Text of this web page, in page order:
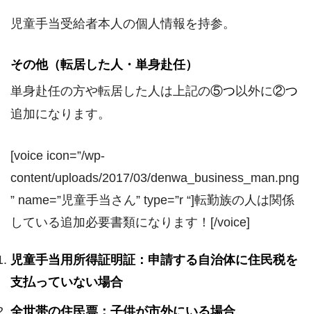
児童手当受給者本人の個人情報を持参。
その他（転居した人・単身赴任）
単身赴任の方や転居した人は上記の⑤つ以外に②つ
追加になります。
[voice icon=”/wp-
content/uploads/2017/03/denwa_business_man.png
” name=”児童手当さん” type=”r “]転勤族の人は関係
している追加必要書類になります！[/voice]
児童手当用所得証明証：申請する自治体に住民税を
支払っていない場合